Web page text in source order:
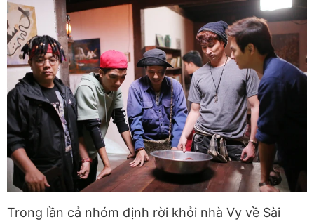
Trong lần cả nhóm định rời khỏi nhà Vy về Sài